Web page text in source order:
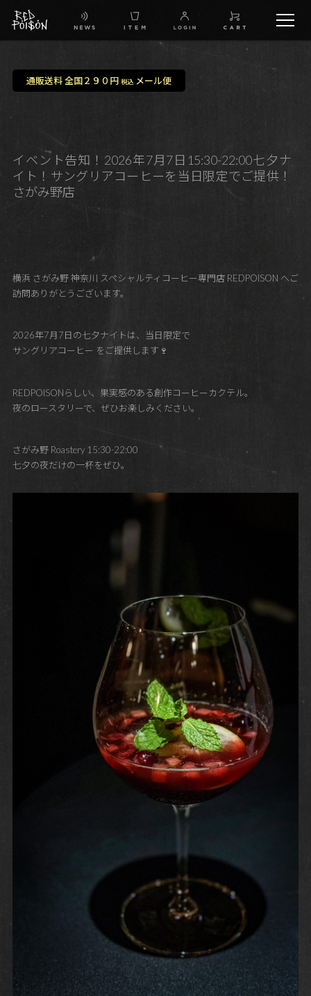
FB
通販送料 全国２９０円 税込メール便
イベント告知！2026年7月7日15:30-22:00七夕ナ
イト！サングリアコーヒーを当日限定でご提供！
さがみ野店
横浜 さがみ野 神奈川 スペシャルティコーヒー専門店 REDPOISON へご
訪問ありがとうございます。
2026年7月7日の七夕ナイトは、当日限定で
サングリアコーヒー をご提供します🍷
REDPOISONらしい、果実感のある創作コーヒーカクテル。
夜のロースタリーで、ぜひお楽しみください。
さがみ野 Roastery 15:30-22:00
七夕の夜だけの一杯をぜひ。